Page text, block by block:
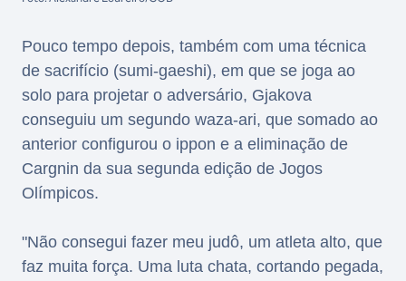
Pouco tempo depois, também com uma técnica
de sacrifício (sumi-gaeshi), em que se joga ao
solo para projetar o adversário, Gjakova
conseguiu um segundo waza-ari, que somado ao
anterior configurou o ippon e a eliminação de
Cargnin da sua segunda edição de Jogos
Olímpicos.
"Não consegui fazer meu judô, um atleta alto, que
faz muita força. Uma luta chata, cortando pegada,